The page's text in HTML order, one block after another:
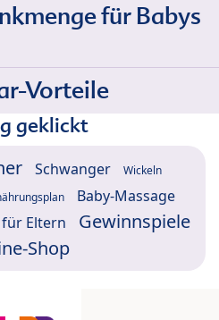
für Babys
Vorteile
geklickt
Schwanger Wickeln
Baby-Massage
Eltern
Gewinnspiele
Shop